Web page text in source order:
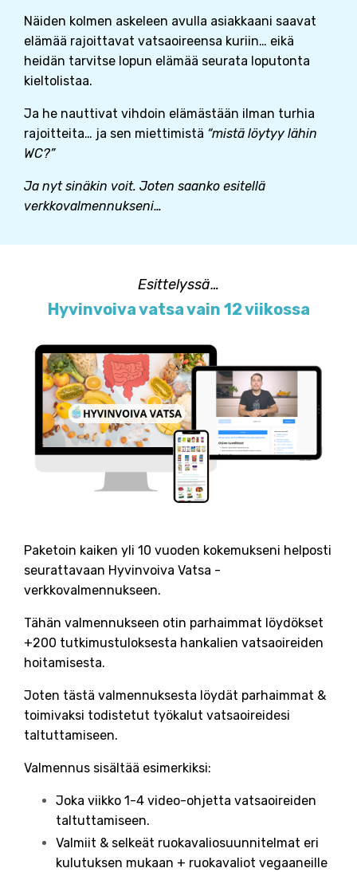
Näiden kolmen askeleen avulla asiakkaani saavat
elämää rajoittavat vatsaoireensa kuriin… eikä
heidän tarvitse lopun elämää seurata loputonta
kieltolistaa.
Ja he nauttivat vihdoin elämästään ilman turhia
rajoitteita… ja sen miettimistä “mistä löytyy lähin
WC?”
Ja nyt sinäkin voit. Joten saanko esitellä
verkkovalmennukseni…
Esittelyssä…
Hyvinvoiva vatsa vain 12 viikossa
Paketoin kaiken yli 10 vuoden kokemukseni helposti
seurattavaan Hyvinvoiva Vatsa -
verkkovalmennukseen.
Tähän valmennukseen otin parhaimmat löydökset
+200 tutkimustuloksesta hankalien vatsaoireiden
hoitamisesta.
Joten tästä valmennuksesta löydät parhaimmat &
toimivaksi todistetut työkalut vatsaoireidesi
taltuttamiseen.
Valmennus sisältää esimerkiksi:
Joka viikko 1-4 video-ohjetta vatsaoireiden
taltuttamiseen.
Valmiit & selkeät ruokavaliosuunnitelmat eri
kulutuksen mukaan + ruokavaliot vegaaneille